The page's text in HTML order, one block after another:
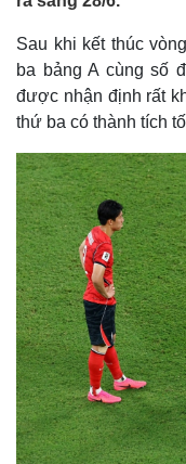
Sau khi kết thúc
ba bảng A cùng số
được nhận định rất
thứ ba có thành tích